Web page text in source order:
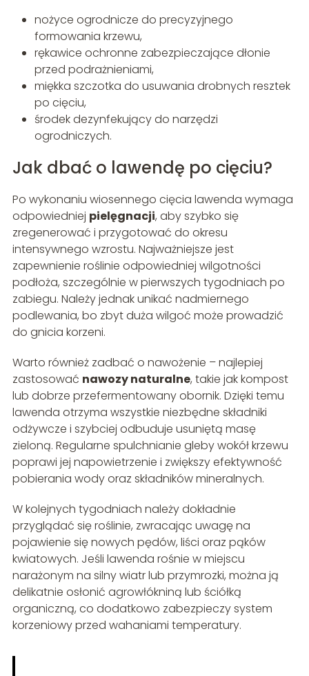
nożyce ogrodnicze do precyzyjnego
formowania krzewu,
rękawice ochronne zabezpieczające dłonie
przed podrażnieniami,
miękka szczotka do usuwania drobnych resztek
po cięciu,
środek dezynfekujący do narzędzi
ogrodniczych.
Jak dbać o lawendę po cięciu?
Po wykonaniu wiosennego cięcia lawenda wymaga
odpowiedniej pielęgnacji, aby szybko się
zregenerować i przygotować do okresu
intensywnego wzrostu. Najważniejsze jest
zapewnienie roślinie odpowiedniej wilgotności
podłoża, szczególnie w pierwszych tygodniach po
zabiegu. Należy jednak unikać nadmiernego
podlewania, bo zbyt duża wilgoć może prowadzić
do gnicia korzeni.
Warto również zadbać o nawożenie – najlepiej
zastosować nawozy naturalne, takie jak kompost
lub dobrze przefermentowany obornik. Dzięki temu
lawenda otrzyma wszystkie niezbędne składniki
odżywcze i szybciej odbuduje usuniętą masę
zieloną. Regularne spulchnianie gleby wokół krzewu
poprawi jej napowietrzenie i zwiększy efektywność
pobierania wody oraz składników mineralnych.
W kolejnych tygodniach należy dokładnie
przyglądać się roślinie, zwracając uwagę na
pojawienie się nowych pędów, liści oraz pąków
kwiatowych. Jeśli lawenda rośnie w miejscu
narażonym na silny wiatr lub przymrozki, można ją
delikatnie osłonić agrowłókniną lub ściółką
organiczną, co dodatkowo zabezpieczy system
korzeniowy przed wahaniami temperatury.